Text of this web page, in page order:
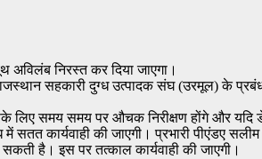
अविलंब निरस्त कर दिया जाएगा।
सहकारी दुग्ध उत्पादक संघ (उरमूल) के प्रबंध
लिए समय समय पर औचक निरीक्षण होंगे और यदि
कार्यवाही की जाएगी। प्रभारी पीएंडए सलीम
है। इस पर तत्काल कार्यवाही की जाएगी।